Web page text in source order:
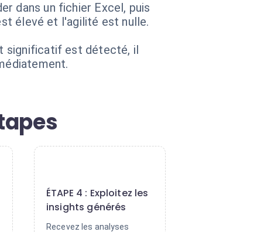
dans un fichier Excel, puis
élevé et l'agilité est nulle.
significatif est détecté, il
ÉTAPE 4 : Exploitez les
insights générés
Recevez les analyses